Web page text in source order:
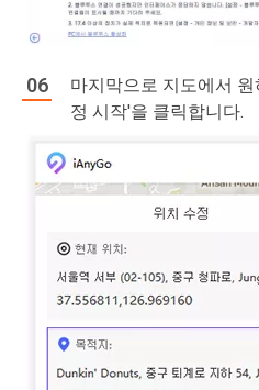
마지막으로 지도에서
정 시작'을 클릭합니다.